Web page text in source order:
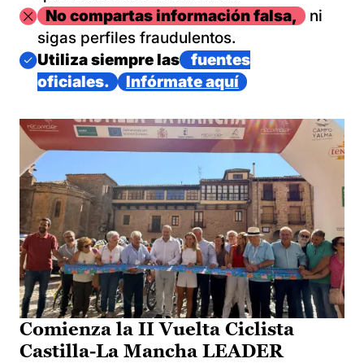
ImagenNo compartas información falsa,
ni
sigas perfiles fraudulentos.
Imagen
Utiliza siempre las
fuentes
oficiales.
Infórmate aquí
Comienza la II Vuelta Ciclista
Castilla-La Mancha LEADER